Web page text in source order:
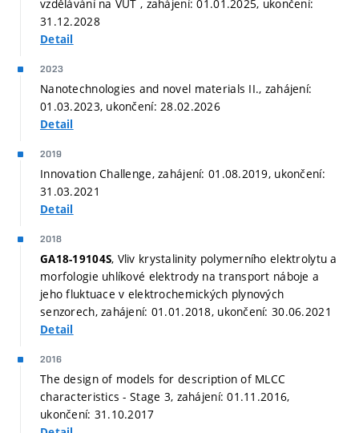
vzdělávání na VUT , zahájení: 01.01.2025, ukončení:
31.12.2028
Detail
2023
Nanotechnologies and novel materials II., zahájení:
01.03.2023, ukončení: 28.02.2026
Detail
2019
Innovation Challenge, zahájení: 01.08.2019, ukončení:
31.03.2021
Detail
2018
GA18-19104S, Vliv krystalinity polymerního elektrolytu a
morfologie uhlíkové elektrody na transport náboje a
jeho fluktuace v elektrochemických plynových
senzorech, zahájení: 01.01.2018, ukončení: 30.06.2021
Detail
2016
The design of models for description of MLCC
characteristics - Stage 3, zahájení: 01.11.2016,
ukončení: 31.10.2017